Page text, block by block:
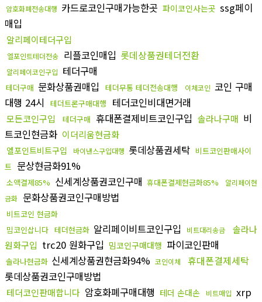
암호화폐전송대행 카드로코인구매가능한곳 파이코인사는곳 ssg페이
매입
알리페이테더구입
엘포인트테더전송 리플코인매입 롯데상품권테더전환
알리페이코인구입 테더구매
테더구매 문화상품권매입 테더무통 테더전송대행 이체코인 코인 구매
대행 24시
테더트론구매대행 테더코인비대면거래
모든코인구입 테더구매 휴대폰결제비트코인구입 솔라나구매 비
트코인현금화 이더리움현금화
엘포인트비트구입 바이낸스구입대행 롯데상품권세탁 비트코인판매사이
트 문상현금화91%
소액결제85% 신세계상품권코인구매 휴대폰결제현금화85%
알리페이현
금화 문화상품권코인구매방법
비트코인 현금화
밈코인삽니다 테더현금화 알리페이비트코인구입 비트대리송금
솔라나
원화구입 trc20 원화구입 밈코인구매대행 파이코인판매
솔라나현금화 신세계상품권현금화94% 코인이체
휴대폰결제세탁
롯데상품권코인구매방법
테더코인판매합니다 암호화폐구매대행 테더 손대손 비트매입 xrp